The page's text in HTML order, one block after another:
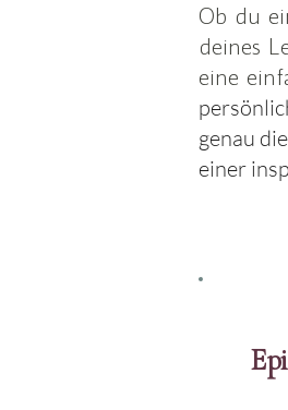
Ob du
deines
eine
genau
einer